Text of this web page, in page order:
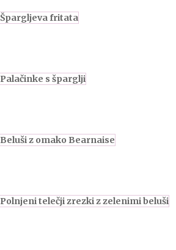
Špargljeva fritata
Palačinke s šparglji
Beluši z omako Bearnaise
Polnjeni telečji zrezki z zelenimi beluši